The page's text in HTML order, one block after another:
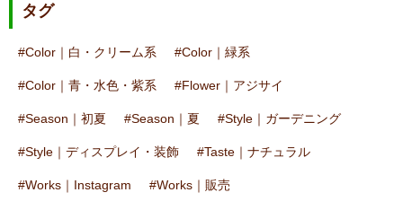
タグ
Color｜白・クリーム系 Color｜緑系
Color｜青・水色・紫系 Flower｜アジサイ
Season｜初夏 Season｜夏 Style｜ガーデニング
Style｜ディスプレイ・装飾 Taste｜ナチュラル
Works｜Instagram Works｜販売